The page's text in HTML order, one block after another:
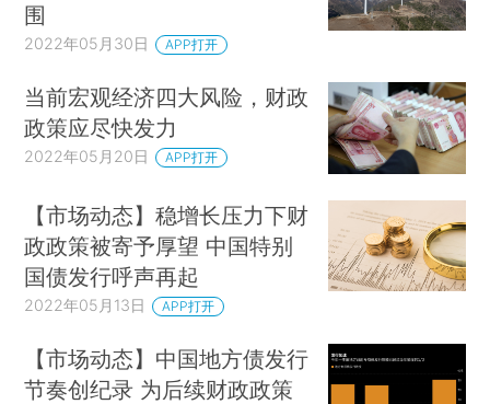
围
2022年05月30日 APP打开
当前宏观经济四大风险，财政
政策应尽快发力
2022年05月20日 APP打开
【市场动态】稳增长压力下财
政政策被寄予厚望 中国特别
国债发行呼声再起
2022年05月13日 APP打开
【市场动态】中国地方债发行
节奏创纪录 为后续财政政策